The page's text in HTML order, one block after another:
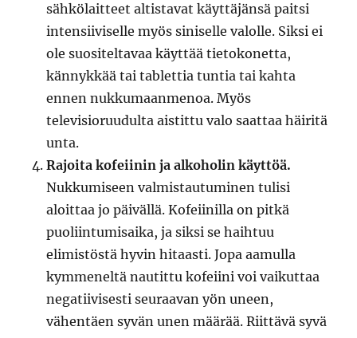
sähkölaitteet altistavat käyttäjänsä paitsi
intensiiviselle myös siniselle valolle. Siksi ei
ole suositeltavaa käyttää tietokonetta,
kännykkää tai tablettia tuntia tai kahta
ennen nukkumaanmenoa. Myös
televisioruudulta aistittu valo saattaa häiritä
unta.
Rajoita kofeiinin ja alkoholin käyttöä.
Nukkumiseen valmistautuminen tulisi
aloittaa jo päivällä. Kofeiinilla on pitkä
puoliintumisaika, ja siksi se haihtuu
elimistöstä hyvin hitaasti. Jopa aamulla
kymmeneltä nautittu kofeiini voi vaikuttaa
negatiivisesti seuraavan yön uneen,
vähentäen syvän unen määrää. Riittävä syvä